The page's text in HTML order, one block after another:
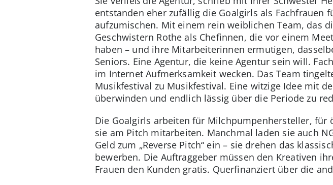
entstanden eher zufällig die Goalgirls als
aufzumischen. Mit einem rein weiblichen Team, das
Geschwistern Rothe als Chefinnen, die vor einem
haben – und ihre Mitarbeiterinnen ermutigen,
Seniors. Eine Agentur, die keine Agentur sein will.
im Internet Aufmerksamkeit wecken. Das Team
Musikfestival zu Musikfestival. Eine witzige Idee mit
überwinden und endlich lässig über die Periode zu
Die Goalgirls arbeiten für Milchpumpenhersteller, für
sie am Pitch mitarbeiten. Manchmal laden sie auch
Geld zum „Reverse Pitch“ ein – sie drehen das
bewerben. Die Auftraggeber müssen den Kreativen
Frauen den Kunden gratis. Querfinanziert über die